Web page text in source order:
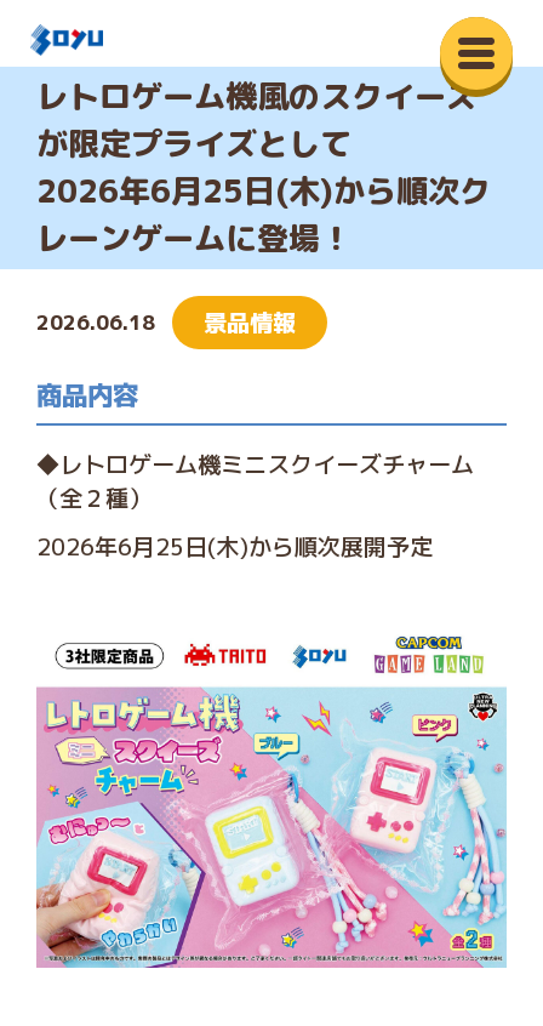
レトロゲーム機風のスクイーズ
が限定プライズとして
2026年6月25日(木)から順次ク
レーンゲームに登場！
2026.06.18 景品情報
商品内容
◆レトロゲーム機ミニスクイーズチャーム
（全２種）
2026年6月25日(木)から順次展開予定